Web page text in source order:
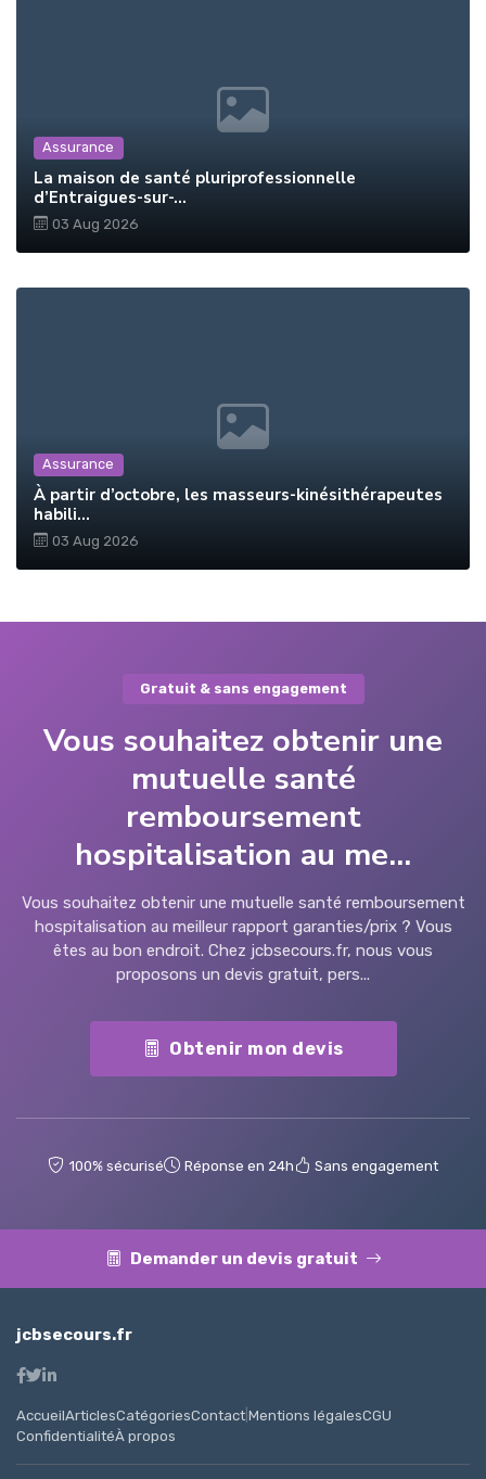
Assurance
La maison de santé pluriprofessionnelle
d’Entraigues-sur-...
03 Aug 2026
Assurance
À partir d’octobre, les masseurs-kinésithérapeutes
habili...
03 Aug 2026
Gratuit & sans engagement
Vous souhaitez obtenir une
mutuelle santé
remboursement
hospitalisation au me...
Vous souhaitez obtenir une mutuelle santé remboursement
hospitalisation au meilleur rapport garanties/prix ? Vous
êtes au bon endroit. Chez jcbsecours.fr, nous vous
proposons un devis gratuit, pers...
Obtenir mon devis
100% sécurisé Réponse en 24h Sans engagement
Demander un devis gratuit
jcbsecours.fr
AccueilArticlesCatégoriesContact Mentions légalesCGU
ConfidentialitéÀ propos